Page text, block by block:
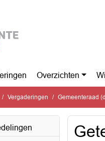
Overzichten
Vergaderingen Gemeenteraad